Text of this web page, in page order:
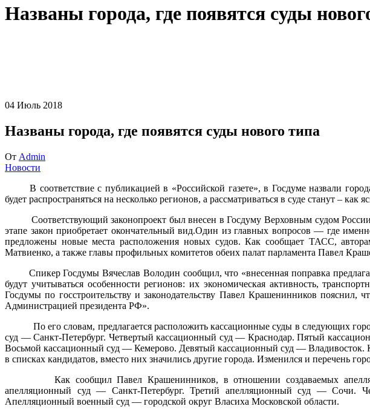
Названы города, где появятся суды
04 Июль 2018
Названы города, где появятся суды нового типа
От Admin
Новости
В соответствие с публикацией в «Российской газете», в Госдуме назвали
будет распространяться на несколько регионов, а рассматриваться в суде станут –
Соответствующий законопроект был внесен в Госдуму Верховным судом
этапе закон приобретает окончательный вид.Один из главных вопросов — где
предложены новые места расположения новых судов. Как сообщает ТАСС,
Матвиенко, а также главы профильных комитетов обеих палат парламента Павел
Спикер Госдумы Вячеслав Володин сообщил, что «внесенная поправка
будут учитываться особенности регионов: их экономическая активность,
Госдумы по госстроительству и законодательству Павел Крашенинников
Администрацией президента РФ».
По его словам, предлагается расположить кассационные суды в следующих
суд — Санкт-Петербург. Четвертый кассационный суд — Краснодар. Пятый
Восьмой кассационный суд — Кемерово. Девятый кассационный суд —
в списках кандидатов, вместо них значились другие города. Изменился и перечень
Как сообщил Павел Крашенинников, в отношении создаваемых
апелляционный суд — Санкт-Петербург. Третий апелляционный суд —
Апелляционный военный суд — городской округ Власиха Московской области.